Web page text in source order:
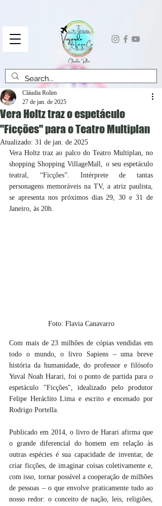
Vera Holtz traz o espetáculo
"Ficções" para o Teatro Multiplan
Cláudia Rolim
27 de jan. de 2025
Atualizado: 31 de jan. de 2025
Vera Holtz traz ao palco do Teatro Multiplan, no
shopping Shopping VillageMall, o seu espetáculo
teatral, “Ficções”. Intérprete de tantas
personagens memoráveis na TV, a atriz paulista,
se apresenta nos próximos dias 29, 30 e 31 de
Janeiro, às 20h.
Foto: Flavia Canavarro
Com mais de 23 milhões de cópias vendidas em
todo o mundo, o livro Sapiens – uma breve
história da humanidade, do professor e filósofo
Yuval Noah Harari, foi o ponto de partida para o
espetáculo "Ficções", idealizado pelo produtor
Felipe Heráclito Lima e escrito e encenado por
Rodrigo Portella.
Publicado em 2014, o livro de Harari afirma que
o grande diferencial do homem em relação às
outras espécies é sua capacidade de inventar, de
criar ficções, de imaginar coisas coletivamente e,
com isso, tornar possível a cooperação de milhões
de pessoas – o que envolve praticamente tudo ao
nosso redor: o conceito de nação, leis, religiões,